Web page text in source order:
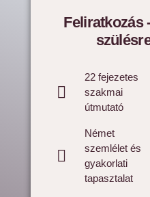
Feliratkozás
22 fejezetes
szakmai
útmutató
Német
szemlélet és
gyakorlati
tapasztalat